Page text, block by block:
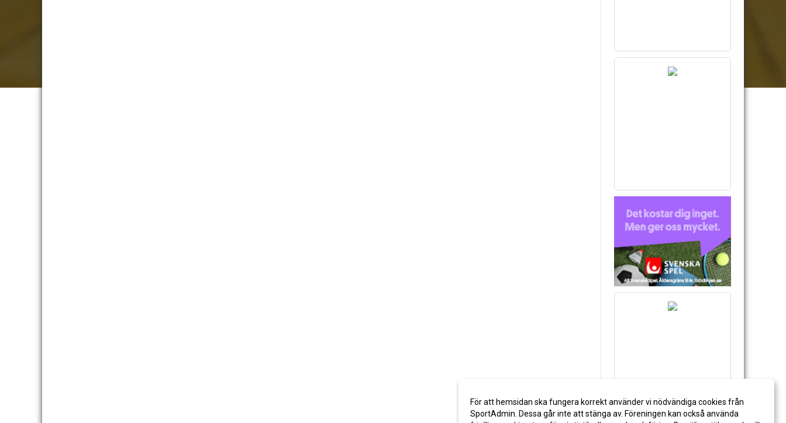
För att hemsidan ska fungera korrekt använder vi nödvändiga cookies från
SportAdmin. Dessa går inte att stänga av. Föreningen kan också använda